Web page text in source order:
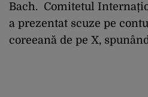
Bach. Comitetul
a prezentat scuze pe
coreeană de pe X,